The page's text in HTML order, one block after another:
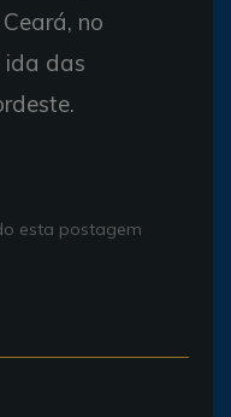
no
ida das
esta postagem